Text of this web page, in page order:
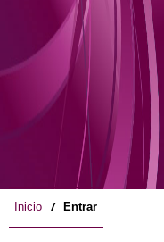
Inicio / Entrar